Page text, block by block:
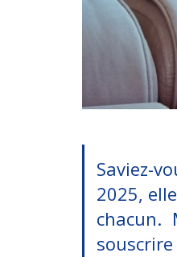
Saviez-
2025,
chacun.
souscrire